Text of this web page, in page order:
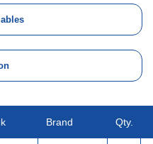
Brand Qty.